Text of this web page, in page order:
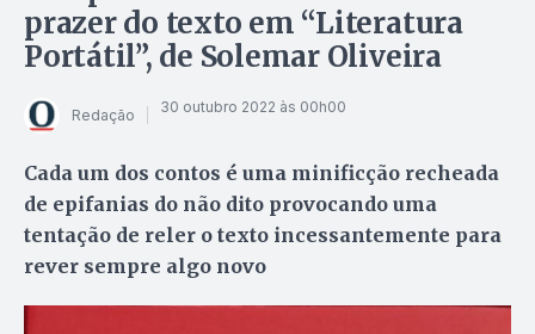
prazer do texto em “Literatura
Portátil”, de Solemar Oliveira
Redação 30 outubro 2022 às 00h00
Cada um dos contos é uma minificção recheada
de epifanias do não dito provocando uma
tentação de reler o texto incessantemente para
rever sempre algo novo